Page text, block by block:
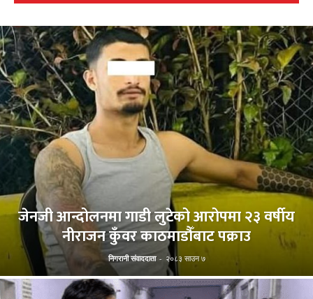
जेनजी आन्दोलनमा गाडी लुटेको आरोपमा २३ वर्षीय
नीराजन कुँवर काठमाडौँबाट पक्राउ
निगरानी संवाददाता - २०८३ साउन ७